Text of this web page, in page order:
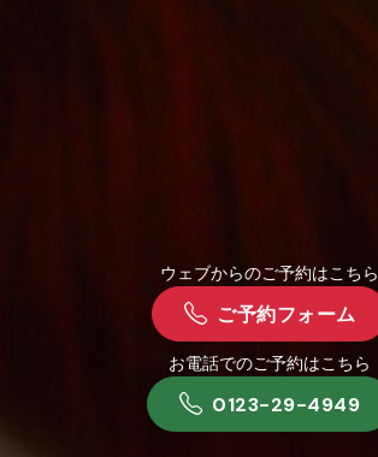
ウェブからのご予約はこちら
ご予約フォーム
お電話でのご予約はこちら
0123-29-4949